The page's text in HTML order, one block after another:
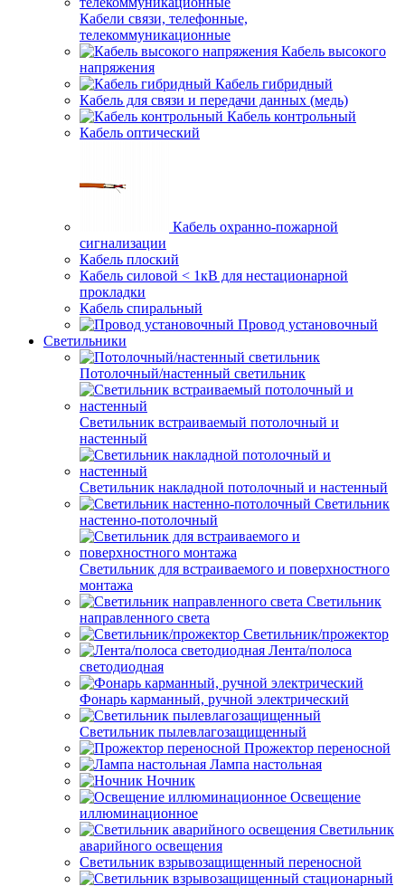
Кабели связи, телефонные,
телекоммуникационные
Кабель высокого
напряжения
Кабель гибридный
Кабель для связи и передачи данных (медь)
Кабель контрольный
Кабель оптический
Кабель охранно-пожарной
сигнализации
Кабель плоский
Кабель силовой < 1кВ для нестационарной
прокладки
Кабель спиральный
Провод установочный
Светильники
Потолочный/настенный светильник
Светильник встраиваемый потолочный и
настенный
Светильник накладной потолочный и настенный
Светильник
настенно-потолочный
Светильник для встраиваемого и поверхностного
монтажа
Светильник
направленного света
Светильник/прожектор
Лента/полоса
светодиодная
Фонарь карманный, ручной электрический
Светильник пылевлагозащищенный
Прожектор переносной
Лампа настольная
Ночник
Освещение
иллюминационное
Светильник
аварийного освещения
Светильник взрывозащищенный переносной